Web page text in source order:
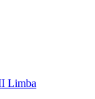
Limba